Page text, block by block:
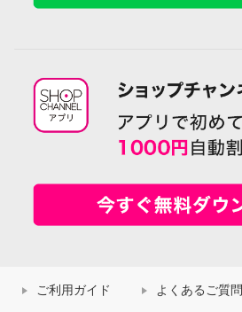
ご利用ガイド よくあるご質問